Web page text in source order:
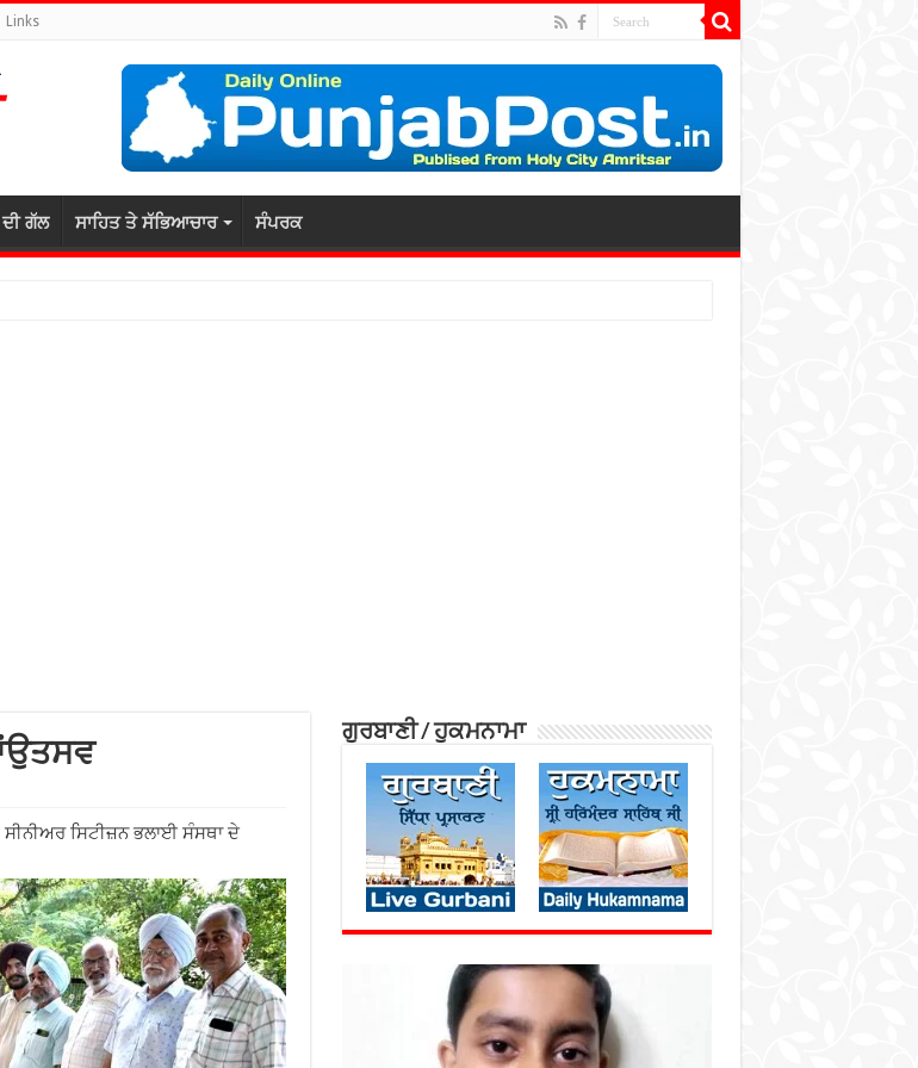
Links
ਗੱਲ ਸਾਹਿਤ ਤੇ ਸੱਭਿਆਚਾਰ ਸੰਪਰਕ
ਸਿਟੀਜ਼ਨ ਭਲਾਈ ਸੰਸਥਾ ਦੇ
ਗੁਰਬਾਣੀ / ਹੁਕਮਨਾਮਾ